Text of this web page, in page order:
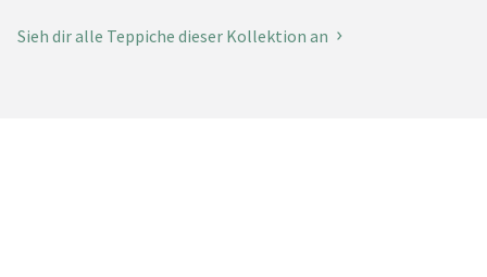
Sieh dir alle Teppiche dieser Kollektion an